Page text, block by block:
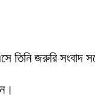
তিনি জরুরি সংবাদ